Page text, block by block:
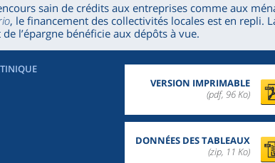
sain de crédits aux entreprises comme aux
, le financement des collectivités locales est en repli.
l’épargne bénéficie aux dépôts à vue.
VERSION IMPRIMABLE
(pdf, 96 Ko)
DONNÉES DES TABLEAUX
(zip, 11 Ko)